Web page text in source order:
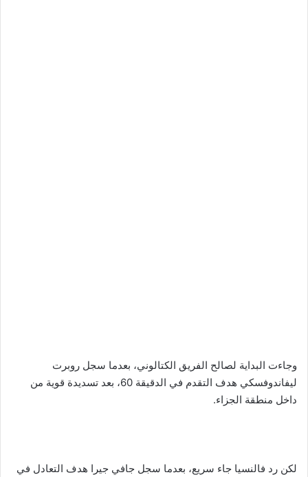
وجاءت البداية لصالح الفريق الكتالوني، بعدما سجل روبرت
ليفاندوفسكي هدف التقدم في الدقيقة 60، بعد تسديدة قوية من
داخل منطقة الجزاء.
لكن رد فالنسيا جاء سريع، بعدما سجل جافي جيرا هدف التعادل في